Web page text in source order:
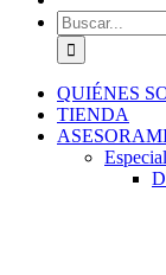
Buscar:
QUIÉNES
TIENDA